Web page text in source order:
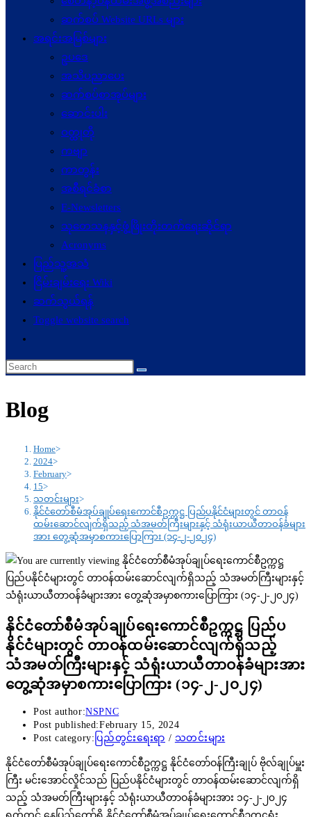
ဆက်စပ် Website URLs များ
အရင်းအမြစ်များ
ဥပဒေ
အသိပညာပေး
ဆက်စပ်စာအုပ်များ
ဆောင်းပါး
ဝတ္ထုတို
ကဗျာ
ကာတွန်း
အစီရင်ခံစာ
E-Newsletters
သုတေသနနှင့်ဖွံ့ဖြိုးတိုးတက်ရေးဆိုင်ရာ
Acronyms
ပြည်သူ့အသံ
ငြိမ်းချမ်းရေး Wiki
ဆက်သွယ်ရန်
Toggle website search
Blog
Home>
2024>
February>
15>
သတင်းများ>
နိုင်ငံတော်စီမံအုပ်ချုပ်ရေးကောင်စီဥက္ကဋ္ဌ ပြည်ပနိုင်ငံများတွင် တာဝန်
ထမ်းဆောင်လျက်ရှိသည့် သံအမတ်ကြီးများနှင့် သံရုံးယာယီတာဝန်ခံများ
အား တွေ့ဆုံအမှာစကားပြောကြား (၁၄-၂-၂၀၂၄)
နိုင်ငံတော်စီမံအုပ်ချုပ်ရေးကောင်စီဥက္ကဋ္ဌ ပြည်ပ
နိုင်ငံများတွင် တာဝန်ထမ်းဆောင်လျက်ရှိသည့်
သံအမတ်ကြီးများနှင့် သံရုံးယာယီတာဝန်ခံများအား
တွေ့ဆုံအမှာစကားပြောကြား (၁၄-၂-၂၀၂၄)
Post author:NSPNC
Post published:February 15, 2024
Post category: ပြည်တွင်းရေးရာ / သတင်းများ
နိုင်ငံတော်စီမံအုပ်ချုပ်ရေးကောင်စီဥက္ကဋ္ဌ နိုင်ငံတော်ဝန်ကြီးချုပ် ဗိုလ်ချုပ်မှူး
ကြီး မင်းအောင်လှိုင်သည် ပြည်ပနိုင်ငံများတွင် တာဝန်ထမ်းဆောင်လျက်ရှိ
သည့် သံအမတ်ကြီးများနှင့် သံရုံးယာယီတာဝန်ခံများအား ၁၄-၂-၂၀၂၄